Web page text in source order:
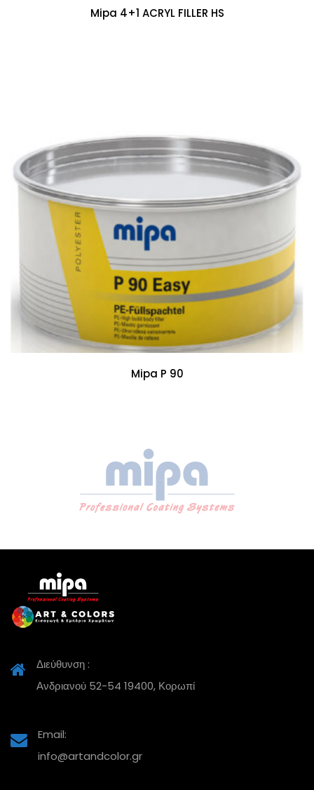
Mipa 4+1 ACRYL FILLER HS
Mipa P 90
Διεύθυνση :
Ανδριανού 52-54 19400, Κορωπί
Email:
info@artandcolor.gr